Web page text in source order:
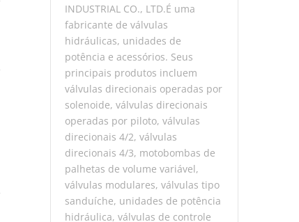
INDUSTRIAL CO., LTD.É uma
fabricante de válvulas
hidráulicas, unidades de
potência e acessórios. Seus
principais produtos incluem
válvulas direcionais operadas por
solenoide, válvulas direcionais
operadas por piloto, válvulas
direcionais 4/2, válvulas
direcionais 4/3, motobombas de
palhetas de volume variável,
válvulas modulares, válvulas tipo
sanduíche, unidades de potência
hidráulica, válvulas de controle